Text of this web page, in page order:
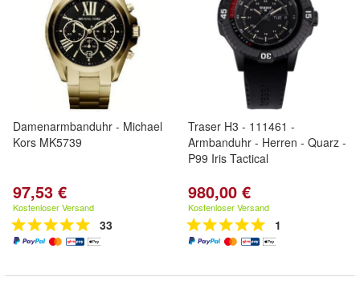
Damenarmbanduhr - Michael
Kors MK5739
97,53 €
Kostenloser Versand
33
Traser H3 - 111461 -
Armbanduhr - Herren - Quarz -
P99 Iris Tactical
980,00 €
Kostenloser Versand
1